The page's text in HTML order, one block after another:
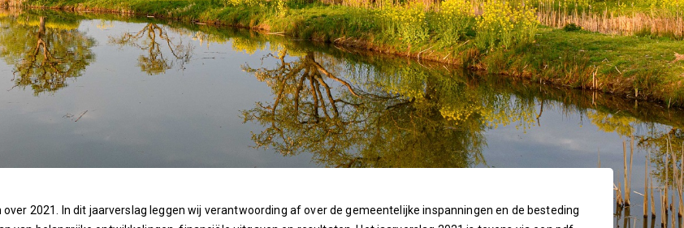
2021.
In dit jaarverslag leggen wij verantwoording af over de gemeentelijke inspanningen en de besteding